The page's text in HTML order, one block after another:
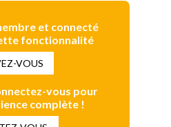
et connecté
fonctionnalité
VOUS
vous pour
complète !